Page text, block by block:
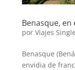
Benasque,
por Viajes Single
Benasque
envidia de